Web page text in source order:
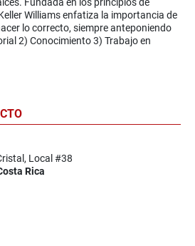
Williams enfatiza la importancia de
lo correcto, siempre anteponiendo
2) Conocimiento 3) Trabajo en
Local #38
Rica